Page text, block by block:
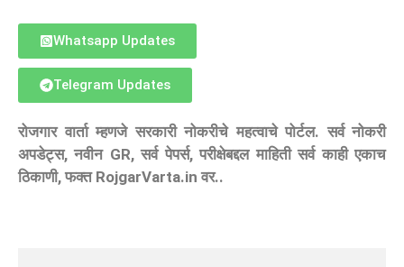
Whatsapp Updates
Telegram Updates
रोजगार वार्ता म्हणजे सरकारी नोकरीचे महत्वाचे पोर्टल. सर्व नोकरी
अपडेट्स, नवीन GR, सर्व पेपर्स, परीक्षेबद्दल माहिती सर्व काही एकाच
ठिकाणी, फक्त RojgarVarta.in वर..